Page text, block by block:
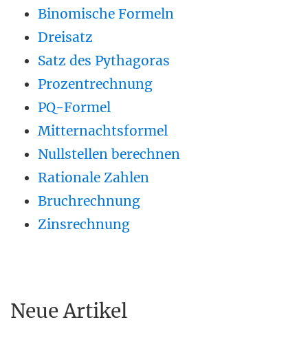
Binomische Formeln
Dreisatz
Satz des Pythagoras
Prozentrechnung
PQ-Formel
Mitternachtsformel
Nullstellen berechnen
Rationale Zahlen
Bruchrechnung
Zinsrechnung
Neue Artikel